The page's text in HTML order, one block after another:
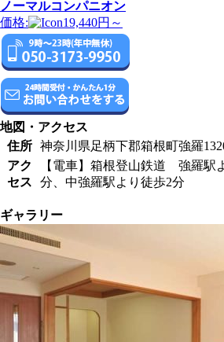
ノーマルコンパニオン
価格:
19,440円～
地図・アクセス
住所 神奈川県足柄下郡箱根町強羅
アク
セス
【電車】箱根登山鉄道 強羅駅
分、中強羅駅より徒歩2分
ギャラリー